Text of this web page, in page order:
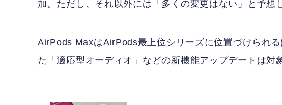
加。ただし、それ以外には「多くの変更はない」と予想
AirPods MaxはAirPods最上位シリーズに位置づけられ
た「適応型オーディオ」などの新機能アップデートは対